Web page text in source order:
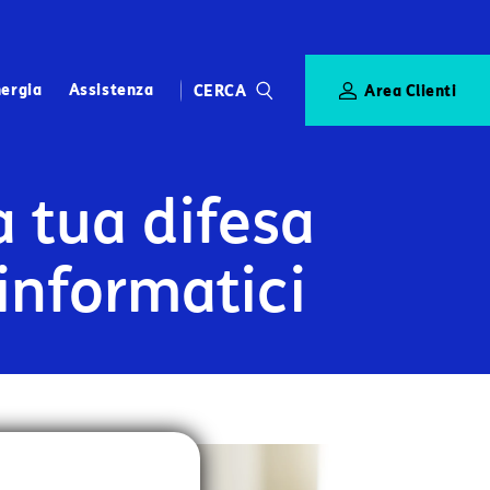
Assistenza CERCA Area Clienti
tua difesa
RICHIEDI CONTATTO
CERCA
Verde